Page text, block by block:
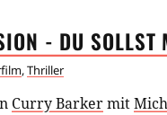
- DU SOLLST
,Thriller
Curry Barkermit